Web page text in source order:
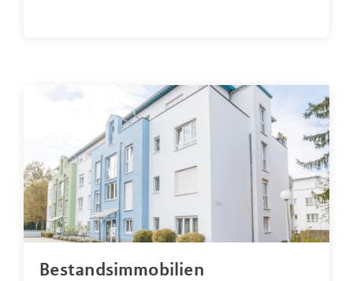
Bestandsimmobilien